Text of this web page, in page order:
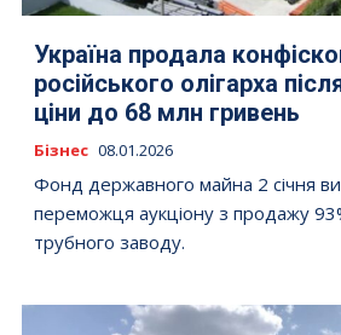
Україна продала
російського олігарха
ціни до 68 млн гривень
Бізнес 08.01.2026
Фонд державного майна 2 січня
переможця аукціону з продажу
трубного заводу.